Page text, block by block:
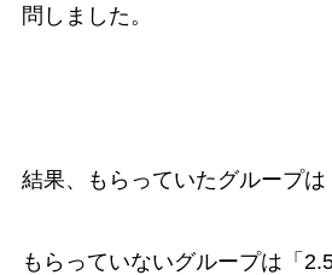
問しました。
結果、もらっていたグループは
もらっていないグループは「